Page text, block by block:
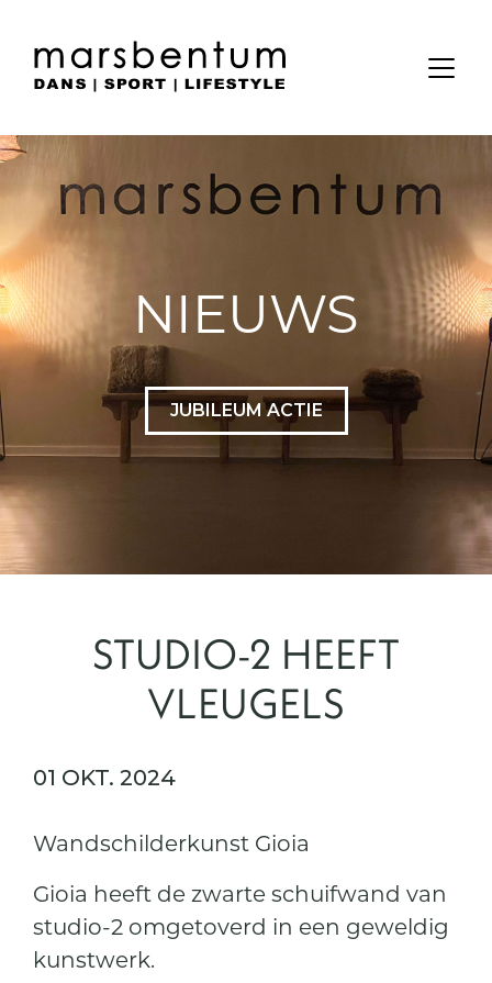
NIEUWS
JUBILEUM ACTIE
STUDIO-2 HEEFT
VLEUGELS
01 OKT. 2024
Wandschilderkunst Gioia
Gioia heeft de zwarte schuifwand van
studio-2 omgetoverd in een geweldig
kunstwerk.